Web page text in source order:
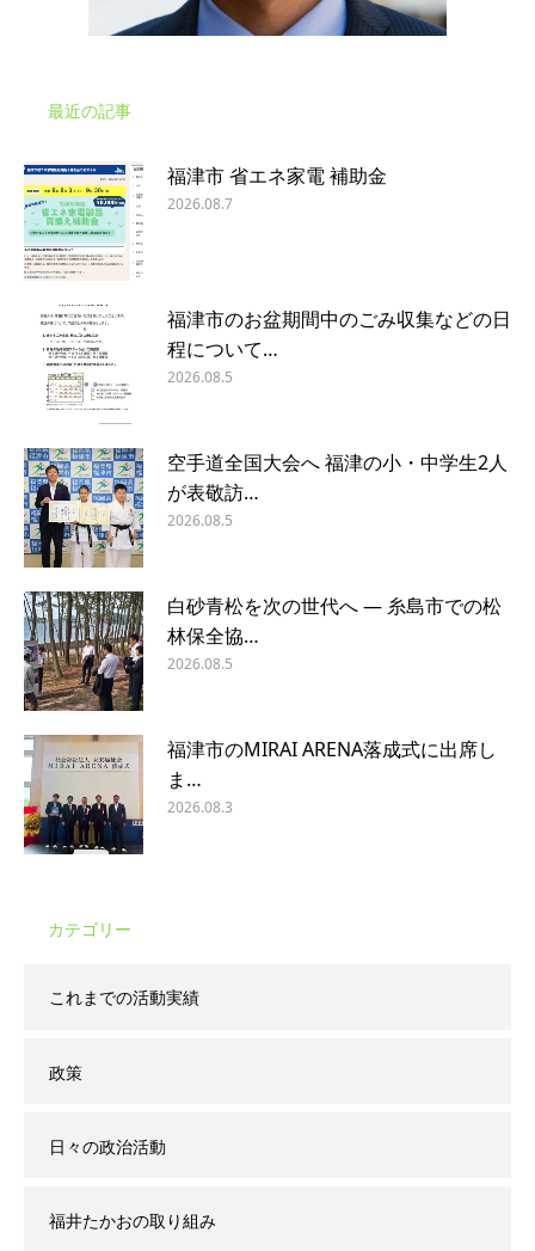
最近の記事
福津市 省エネ家電 補助金
2026.08.7
福津市のお盆期間中のごみ収集などの日
程について…
2026.08.5
空手道全国大会へ 福津の小・中学生2人
が表敬訪…
2026.08.5
白砂青松を次の世代へ ― 糸島市での松
林保全協…
2026.08.5
福津市のMIRAI ARENA落成式に出席し
ま…
2026.08.3
カテゴリー
これまでの活動実績
政策
日々の政治活動
福井たかおの取り組み